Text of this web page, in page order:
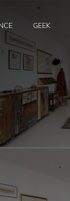
GEEK